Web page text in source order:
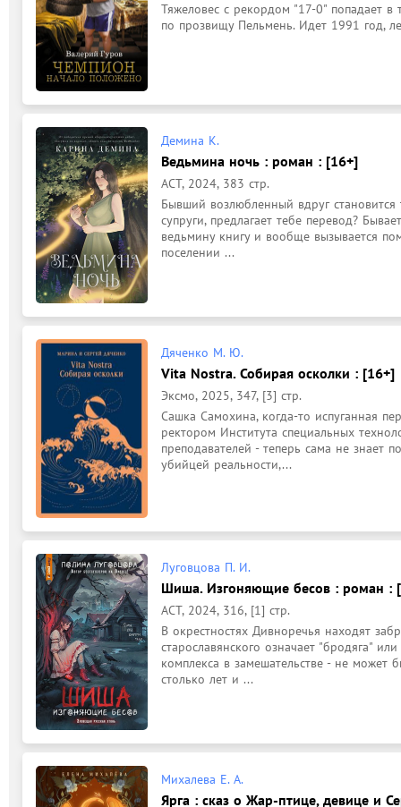
Тяжеловес с рекордом "17-0" попадает
по прозвищу Пельмень. Идет 1991 год,
Демина К.
Ведьмина ночь : роман : [16+]
АСТ, 2024, 383 стр.
Бывший возлюбленный вдруг
супруги, предлагает тебе перевод?
ведьмину книгу и вообще вызывается
поселении ...
Дяченко М. Ю.
Vita Nostra. Собирая осколки : [16+]
Эксмо, 2025, 347, [3] стр.
Сашка Самохина, когда-то испуганная
ректором Института специальных
преподавателей - теперь сама не знает
убийцей реальности,...
Луговцова П. И.
Шиша. Изгоняющие бесов : роман :
АСТ, 2024, 316, [1] стр.
В окрестностях Дивноречья находят
старославянского означает "бродяга"
комплекса в замешательстве - не может
столько лет и ...
Михалева Е. А.
Ярга : сказ о Жар-птице, девице и